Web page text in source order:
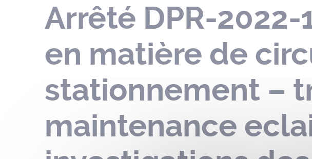
Arrêté DPR-
en matière de
stationnement –
maintenance